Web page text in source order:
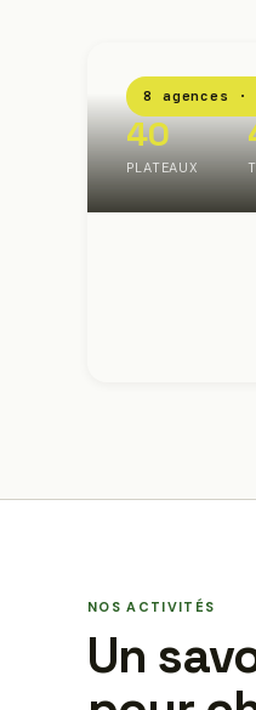
8 agences ·
40
PLATEAUX
NOS ACTIVITÉS
Un